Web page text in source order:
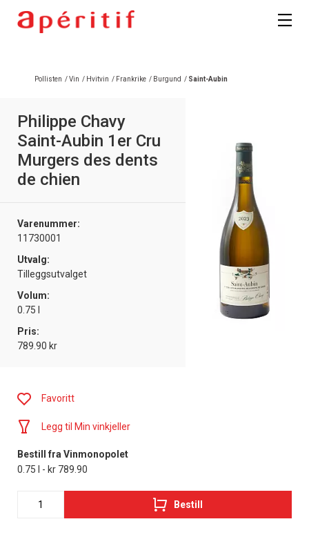
Pollisten /Vin / Hvitvin / Frankrike / Burgund / Saint-Aubin
Philippe Chavy
Saint-Aubin 1er Cru
Murgers des dents
de chien
Varenummer:
11730001
Utvalg:
Tilleggsutvalget
Volum:
0.75 l
Pris:
789.90 kr
Favoritt
Legg til Min vinkjeller
Bestill fra Vinmonopolet
0.75 l - kr 789.90
Bestill